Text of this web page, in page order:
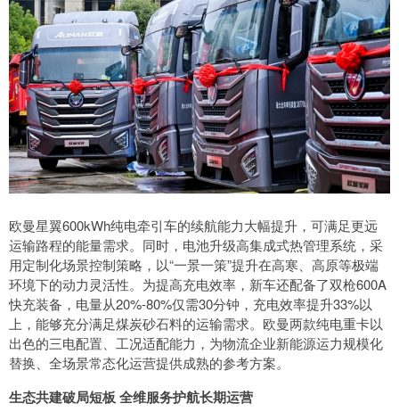
欧曼星翼600kWh纯电牵引车的续航能力大幅提升，可满足更远
运输路程的能量需求。同时，电池升级高集成式热管理系统，采
用定制化场景控制策略，以“一景一策”提升在高寒、高原等极端
环境下的动力灵活性。为提高充电效率，新车还配备了双枪600A
快充装备，电量从20%-80%仅需30分钟，充电效率提升33%以
上，能够充分满足煤炭砂石料的运输需求。欧曼两款纯电重卡以
出色的三电配置、工况适配能力，为物流企业新能源运力规模化
替换、全场景常态化运营提供成熟的参考方案。
生态共建破局短板 全维服务护航长期运营